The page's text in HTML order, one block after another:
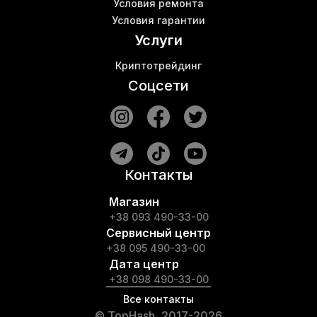
Условия ремонта
Условия гарантии
Услуги
Криптотрейдинг
Соцсети
Контакты
Магазин
+38 093 490-33-00
Сервисный центр
+38 095 490-33-00
Дата центр
+38 098 490-33-00
Все контакты